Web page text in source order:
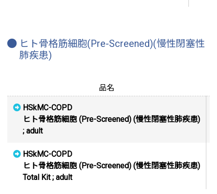
ヒト骨格筋細胞(Pre-Screened)(慢性閉塞性
肺疾患)
品名
HSkMC-COPD
ヒト骨格筋細胞 (Pre-Screened) (慢性閉塞性肺疾患)
; adult
HSkMC-COPD
ヒト骨格筋細胞 (Pre-Screened) (慢性閉塞性肺疾患)
Total Kit ; adult